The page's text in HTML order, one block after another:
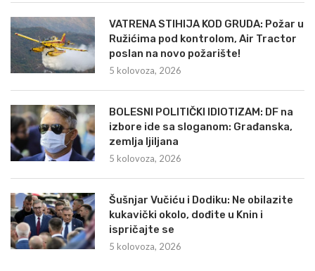
VATRENA STIHIJA KOD GRUDA: Požar u
Ružićima pod kontrolom, Air Tractor
poslan na novo požarište!
5 kolovoza, 2026
BOLESNI POLITIČKI IDIOTIZAM: DF na
izbore ide sa sloganom: Građanska,
zemlja ljiljana
5 kolovoza, 2026
Šušnjar Vučiću i Dodiku: Ne obilazite
kukavički okolo, dođite u Knin i
ispričajte se
5 kolovoza, 2026